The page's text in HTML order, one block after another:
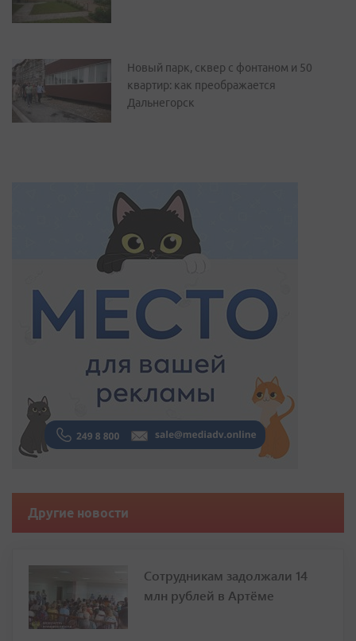
Новый парк, сквер с фонтаном и 50
квартир: как преображается
Дальнегорск
Другие новости
Сотрудникам задолжали 14
млн рублей в Артёме